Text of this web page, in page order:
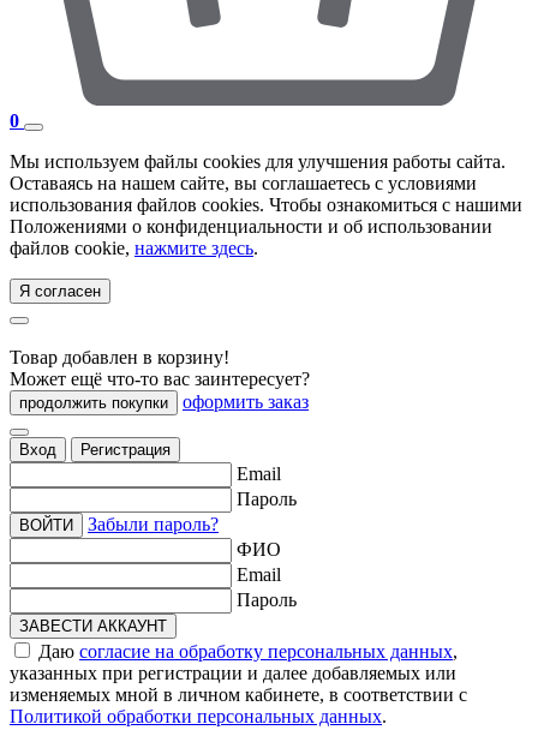
0
Мы используем файлы cookies для улучшения работы сайта.
Оставаясь на нашем сайте, вы соглашаетесь с условиями
использования файлов cookies. Чтобы ознакомиться с нашими
Положениями о конфиденциальности и об использовании
файлов cookie, нажмите здесь.
Я согласен
Товар добавлен в корзину!
Может ещё что-то вас заинтересует?
продолжить покупки оформить заказ
Вход Регистрация
Email
Пароль
ВОЙТИ
Забыли пароль?
ФИО
Email
Пароль
ЗАВЕСТИ АККАУНТ
Даю согласие на обработку персональных данных,
указанных при регистрации и далее добавляемых или
изменяемых мной в личном кабинете, в соответствии с
Политикой обработки персональных данных.